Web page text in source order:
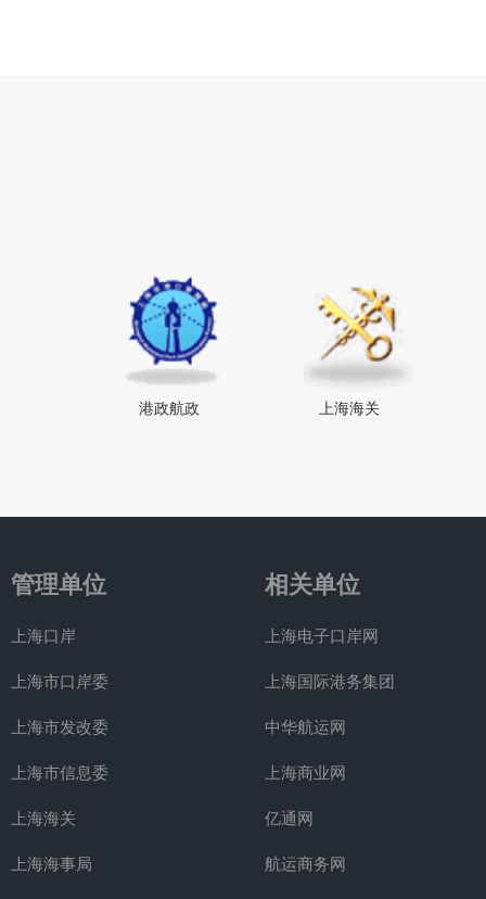
港政航政 上海海关
管理单位
上海口岸
上海市口岸委
上海市发改委
上海市信息委
上海海关
上海海事局
相关单位
上海电子口岸网
上海国际港务集团
中华航运网
上海商业网
亿通网
航运商务网